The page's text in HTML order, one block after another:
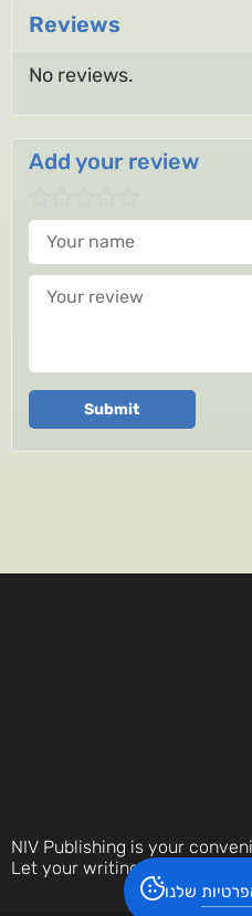
Reviews
No reviews.
Add your review
Your name
Your review
Submit
NIV Publishing is your
Let your writings be